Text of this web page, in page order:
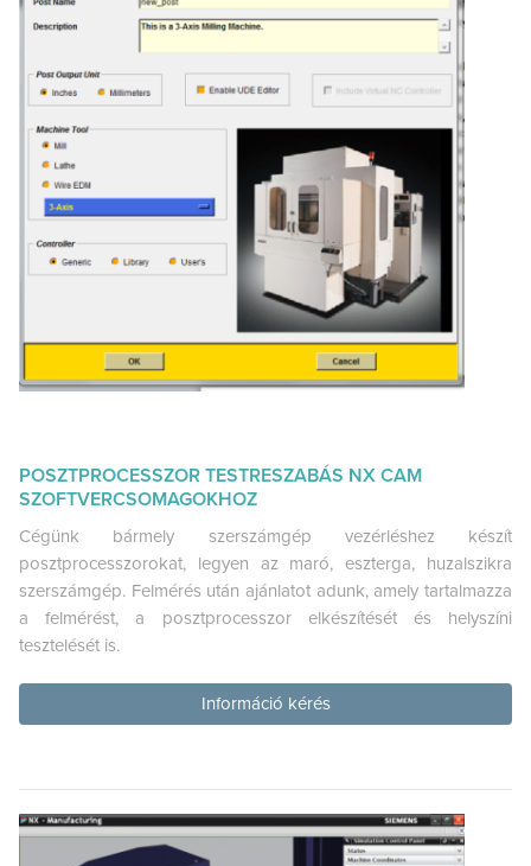
POSZTPROCESSZOR TESTRESZABÁS NX CAM
SZOFTVERCSOMAGOKHOZ
Cégünk bármely szerszámgép vezérléshez készít
posztprocesszorokat, legyen az maró, eszterga, huzalszikra
szerszámgép. Felmérés után ajánlatot adunk, amely tartalmazza
a felmérést, a posztprocesszor elkészítését és helyszíni
tesztelését is.
Információ kérés